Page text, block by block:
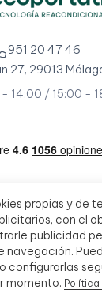
propias y de
con el
publicidad
navegación.
configurarlas
momento.
951 20 47 46
27, 29013
14:00 / 15:00 -